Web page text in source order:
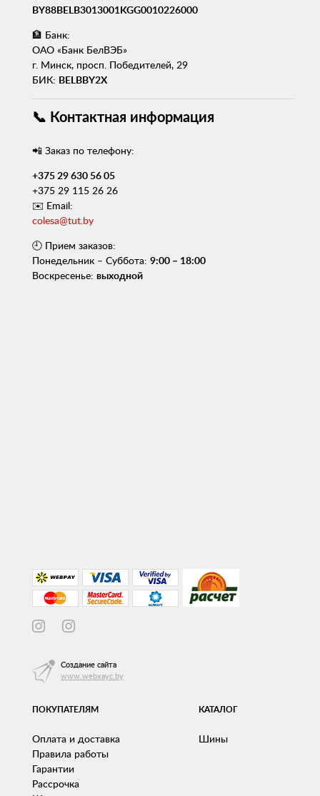
ПОКУПАТЕЛЯМ
Оплата и доставка
Правила работы
Гарантии
Рассрочка
КАТАЛОГ
Шины
BY88BELB3013001KGG0010226000
🏦 Банк:
ОАО «Банк БелВЭБ»
г. Минск, просп. Победителей, 29
БИК: BELBBY2X
📞 Контактная информация
📲 Заказ по телефону:
+375 29 630 56 05
+375 29 115 26 26
✉️ Email:
colesa@tut.by
🕘 Прием заказов:
Понедельник – Суббота: 9:00 – 18:00
Воскресенье: выходной
Создание сайта
www.webxayc.by